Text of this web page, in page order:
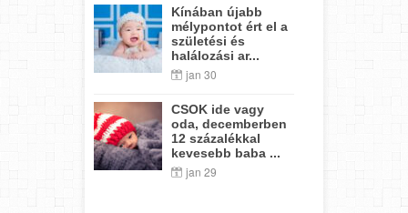
Kínában újabb
mélypontot ért el a
születési és
halálozási ar...
jan 30
CSOK ide vagy
oda, decemberben
12 százalékkal
kevesebb baba ...
jan 29